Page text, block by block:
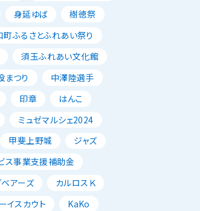
身延ゆば
樹徳祭
町ふるさとふれあい祭り
須玉ふれあい文化館
まつり
中澤陸選手
印章
はんこ
ミュゼマルシェ2024
甲斐上野城
ジャズ
ス事業支援補助金
ベアーズ
カルロスＫ
イスカウト
KaKo